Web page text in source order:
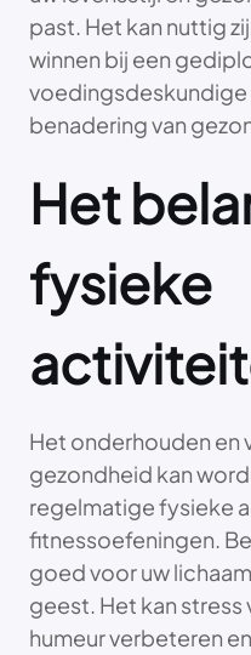
past. Het kan nuttig
winnen bij een
benadering van
Het
fysieke
Het onderhouden en
gezondheid kan
regelmatige fysieke
fitnessoefeningen.
goed voor uw
geest. Het kan stress
humeur verbeteren